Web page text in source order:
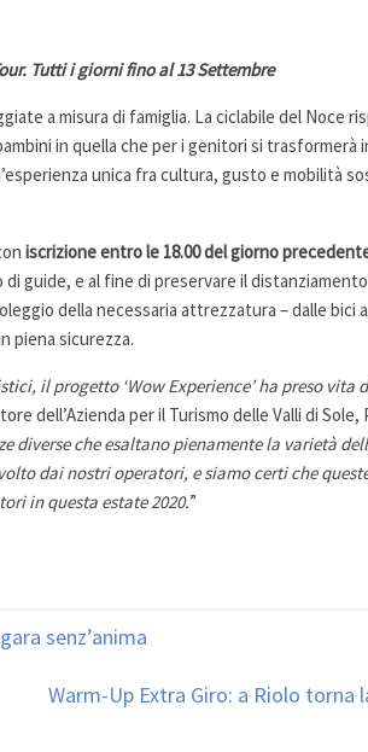
Tutti i giorni fino al 13 Settembre
a misura di famiglia. La ciclabile del Noce
in quella che per i genitori si trasformerà
unica fra cultura, gusto e mobilità
iscrizione entro le 18.00 del giorno
guide, e al fine di preservare il
della necessaria attrezzatura – dalle bici
piena sicurezza.
il progetto ‘Wow Experience’ ha preso vita
dell’Azienda per il Turismo delle Valli di Sole,
diverse che esaltano pienamente la varietà
dai nostri operatori, e siamo certi che
in questa estate 2020.”
senz’anima
Warm-Up Extra Giro: a Riolo torna